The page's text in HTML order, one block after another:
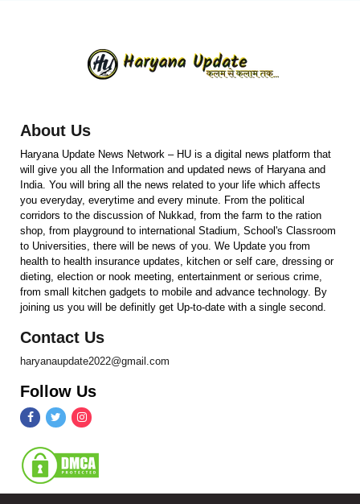
About Us
Haryana Update News Network – HU is a digital news platform that
will give you all the Information and updated news of Haryana and
India. You will bring all the news related to your life which affects
you everyday, everytime and every minute. From the political
corridors to the discussion of Nukkad, from the farm to the ration
shop, from playground to international Stadium, School's Classroom
to Universities, there will be news of you. We Update you from
health to health insurance updates, kitchen or self care, dressing or
dieting, election or nook meeting, entertainment or serious crime,
from small kitchen gadgets to mobile and advance technology. By
joining us you will be definitly get Up-to-date with a single second.
Contact Us
haryanaupdate2022@gmail.com
Follow Us